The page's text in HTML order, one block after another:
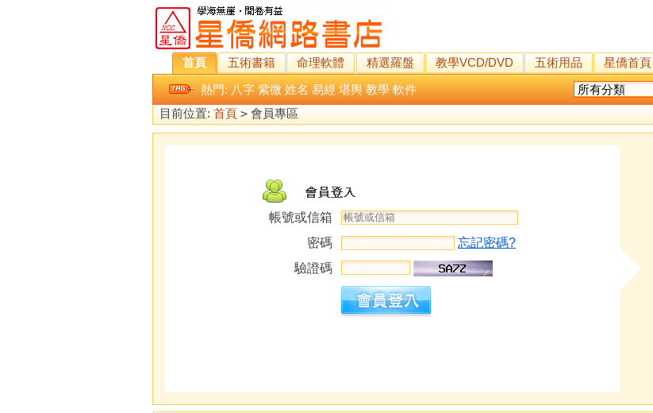
首頁 五術書籍 命理軟體 精選羅盤 教學VCD/DVD 五術用品
星僑首頁
熱門: 八字 紫微 姓名 易經 堪輿 教學 軟件
目前位置: 首頁 > 會員專區
帳號或信箱
密碼
忘記密碼?
驗證碼